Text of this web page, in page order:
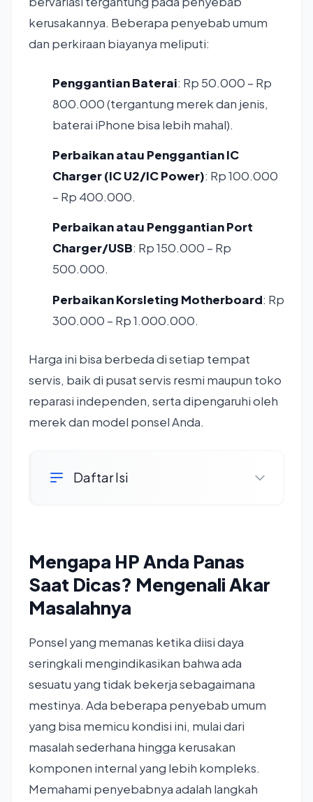
kerusakannya. Beberapa penyebab umum
dan perkiraan biayanya meliputi:
Penggantian Baterai: Rp 50.000 – Rp
800.000 (tergantung merek dan jenis,
baterai iPhone bisa lebih mahal).
Perbaikan atau Penggantian IC
Charger (IC U2/IC Power): Rp 100.000
– Rp 400.000.
Perbaikan atau Penggantian Port
Charger/USB: Rp 150.000 – Rp
500.000.
Perbaikan Korsleting Motherboard: Rp
300.000 – Rp 1.000.000.
Harga ini bisa berbeda di setiap tempat
servis, baik di pusat servis resmi maupun toko
reparasi independen, serta dipengaruhi oleh
merek dan model ponsel Anda.
Daftar Isi
Mengapa HP Anda Panas
Saat Dicas? Mengenali Akar
Masalahnya
Ponsel yang memanas ketika diisi daya
seringkali mengindikasikan bahwa ada
sesuatu yang tidak bekerja sebagaimana
mestinya. Ada beberapa penyebab umum
yang bisa memicu kondisi ini, mulai dari
masalah sederhana hingga kerusakan
komponen internal yang lebih kompleks.
Memahami penyebabnya adalah langkah